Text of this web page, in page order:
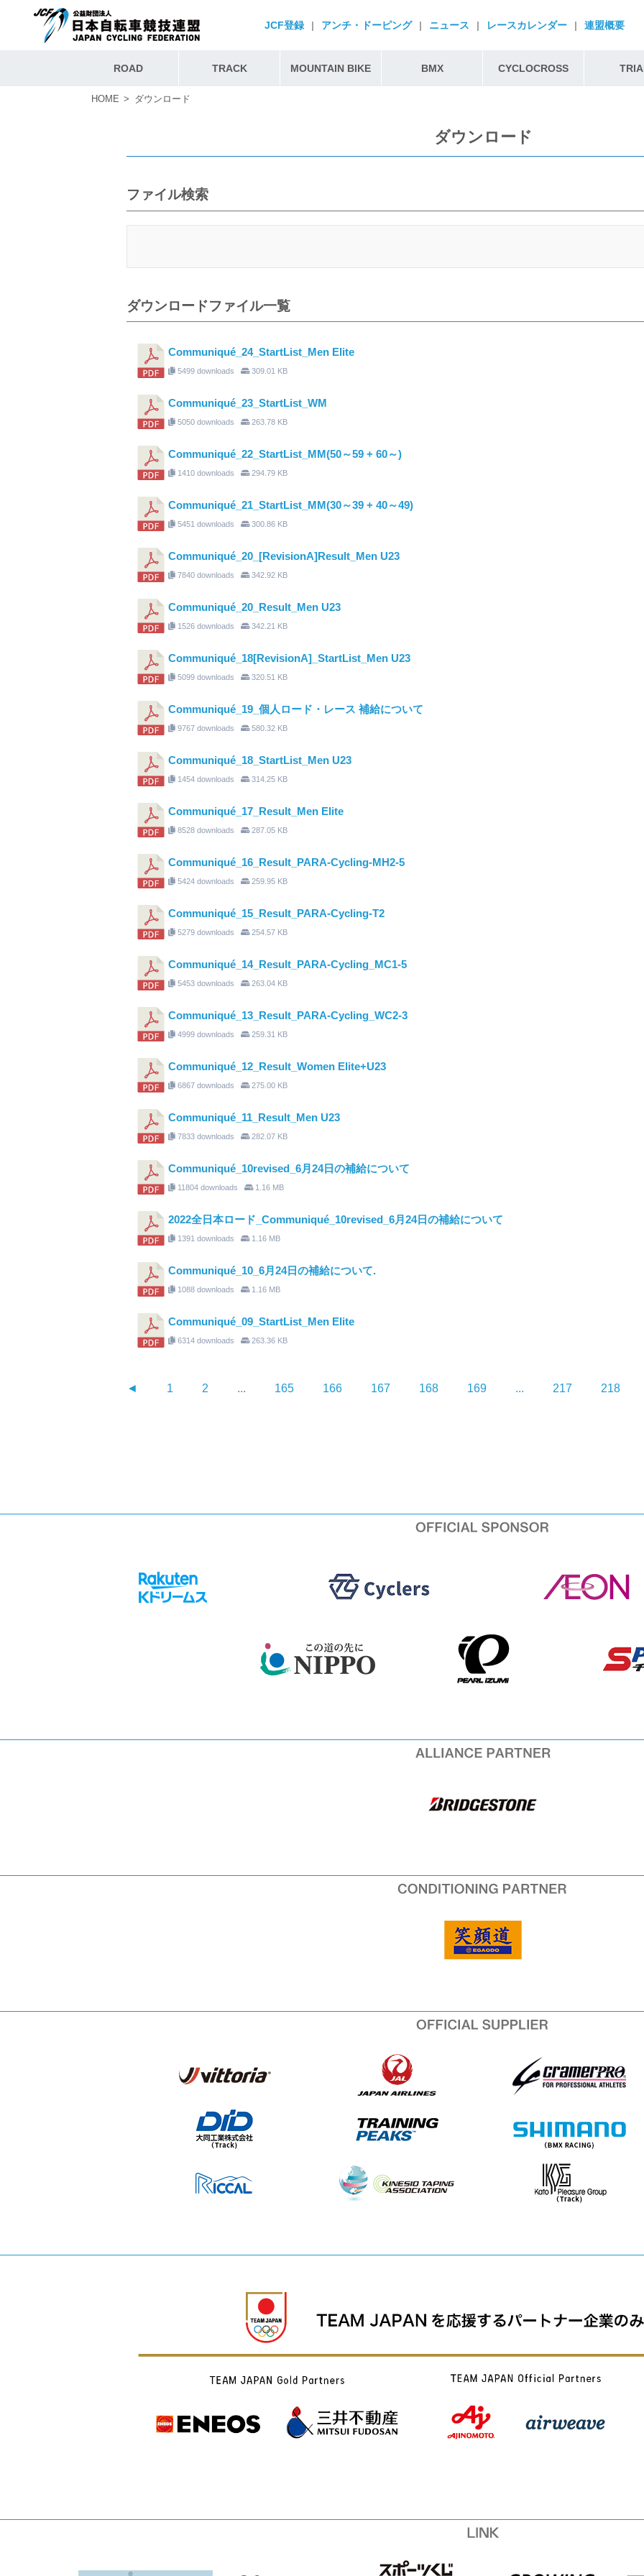
JCF登録 | アンチ・ドーピング | ニュース | レースカレンダー | 連盟概要
ROAD TRACK MOUNTAIN BIKE BMX CYCLOCROSS
HOME ダウンロード
ダウンロード
ファイル検索
ダウンロードファイル一覧
Communiqué_24_StartList_Men Elite
5499 downloads 309.01 KB
Communiqué_23_StartList_WM
5050 downloads 263.78 KB
Communiqué_22_StartList_MM(50～59 + 60～)
1410 downloads 294.79 KB
Communiqué_21_StartList_MM(30～39 + 40～49)
5451 downloads 300.86 KB
Communiqué_20_[RevisionA]Result_Men U23
7840 downloads 342.92 KB
Communiqué_20_Result_Men U23
1526 downloads 342.21 KB
Communiqué_18[RevisionA]_StartList_Men U23
5099 downloads 320.51 KB
Communiqué_19_個人ロード・レース 補給について
9767 downloads 580.32 KB
Communiqué_18_StartList_Men U23
1454 downloads 314.25 KB
Communiqué_17_Result_Men Elite
8528 downloads 287.05 KB
Communiqué_16_Result_PARA-Cycling-MH2-5
5424 downloads 259.95 KB
Communiqué_15_Result_PARA-Cycling-T2
5279 downloads 254.57 KB
Communiqué_14_Result_PARA-Cycling_MC1-5
5453 downloads 263.04 KB
Communiqué_13_Result_PARA-Cycling_WC2-3
4999 downloads 259.31 KB
Communiqué_12_Result_Women Elite+U23
6867 downloads 275.00 KB
Communiqué_11_Result_Men U23
7833 downloads 282.07 KB
Communiqué_10revised_6月24日の補給について
11804 downloads 1.16 MB
2022全日本ロード_Communiqué_10revised_6月24日の補給について
1391 downloads 1.16 MB
Communiqué_10_6月24日の補給について.
1088 downloads 1.16 MB
Communiqué_09_StartList_Men Elite
6314 downloads 263.36 KB
◄ 1 2 ... 165 166 167 168 169 ... 217 218